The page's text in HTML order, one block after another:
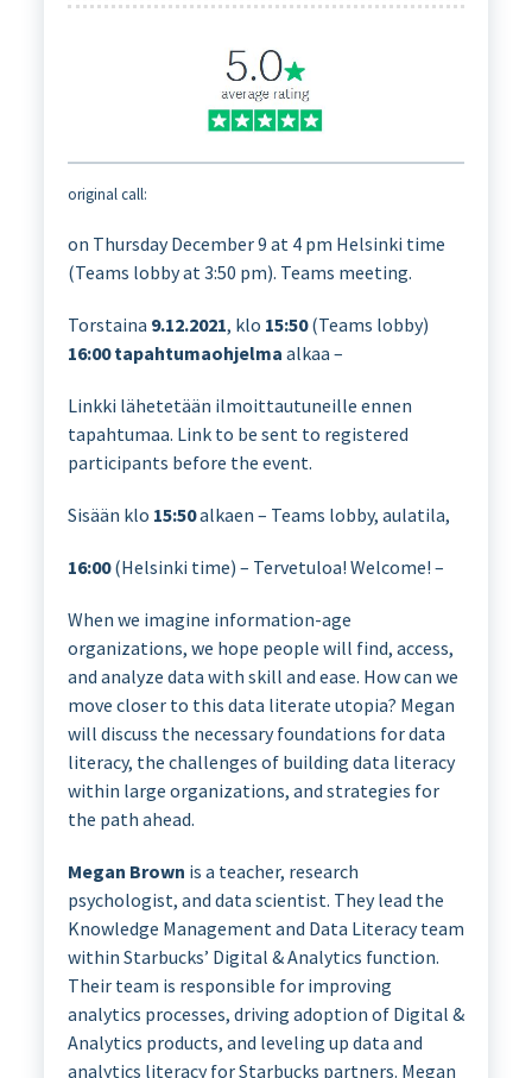
original call:
on Thursday December 9 at 4 pm Helsinki time
(Teams lobby at 3:50 pm). Teams meeting.
Torstaina 9.12.2021, klo 15:50(Teams lobby)
16:00 tapahtumaohjelma alkaa –
Linkki lähetetään ilmoittautuneille ennen
tapahtumaa. Link to be sent to registered
participants before the event.
Sisään klo 15:50alkaen – Teams lobby, aulatila,
16:00(Helsinki time) – Tervetuloa! Welcome! –
When we imagine information-age
organizations, we hope people will find, access,
and analyze data with skill and ease. How can we
move closer to this data literate utopia? Megan
will discuss the necessary foundations for data
literacy, the challenges of building data literacy
within large organizations, and strategies for
the path ahead.
Megan Brown is a teacher, research
psychologist, and data scientist. They lead the
Knowledge Management and Data Literacy team
within Starbucks’ Digital & Analytics function.
Their team is responsible for improving
analytics processes, driving adoption of Digital &
Analytics products, and leveling up data and
analytics literacy for Starbucks partners. Megan